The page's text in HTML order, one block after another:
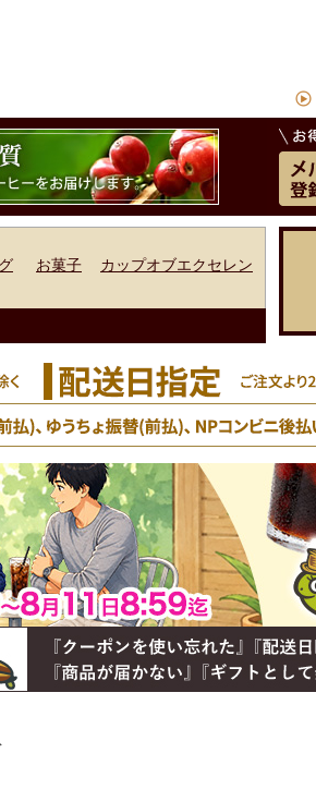
お菓子
カップオブエクセレン